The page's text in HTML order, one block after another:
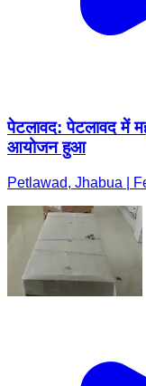
पेटलावद: पेटलावद में
आयोजन हुआ
Petlawad, Jhabua |